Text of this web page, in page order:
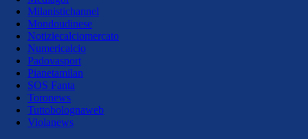
Milanistichannel
Mondoudinese
Notiziecalciomercato
Numericalcio
Padovasport
Pianetamilan
SOS Fanta
Toronews
Tuttobolognaweb
Violanews